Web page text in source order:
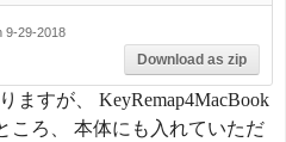
9-29-2018
Download as zip
ますが、 KeyRemap4MacBook
ころ、 本体にも入れていただ